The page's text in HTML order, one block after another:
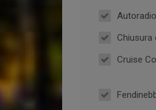
Chiusura
Cruise